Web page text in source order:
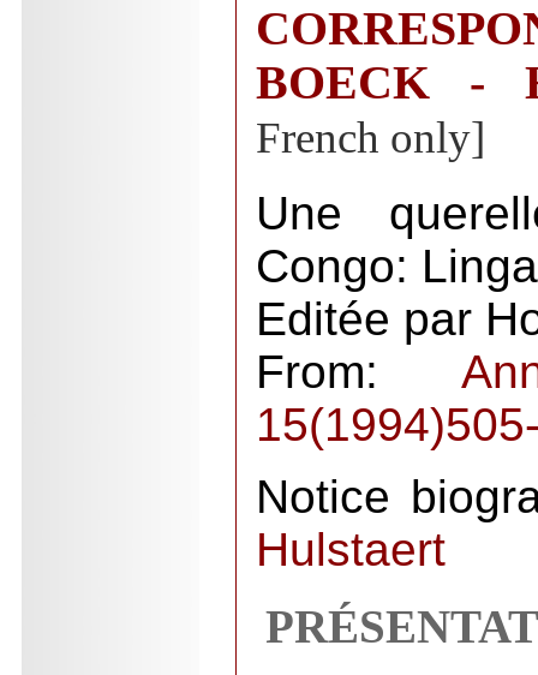
BOECK -
French only]
Une
Congo:
Editée par
From:
Notice
Hulstaert